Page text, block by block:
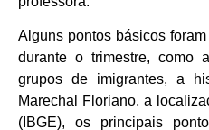
Alguns pontos básicos
durante o trimestre, como
grupos de imigrantes, a
Marechal Floriano, a
(IBGE), os principais